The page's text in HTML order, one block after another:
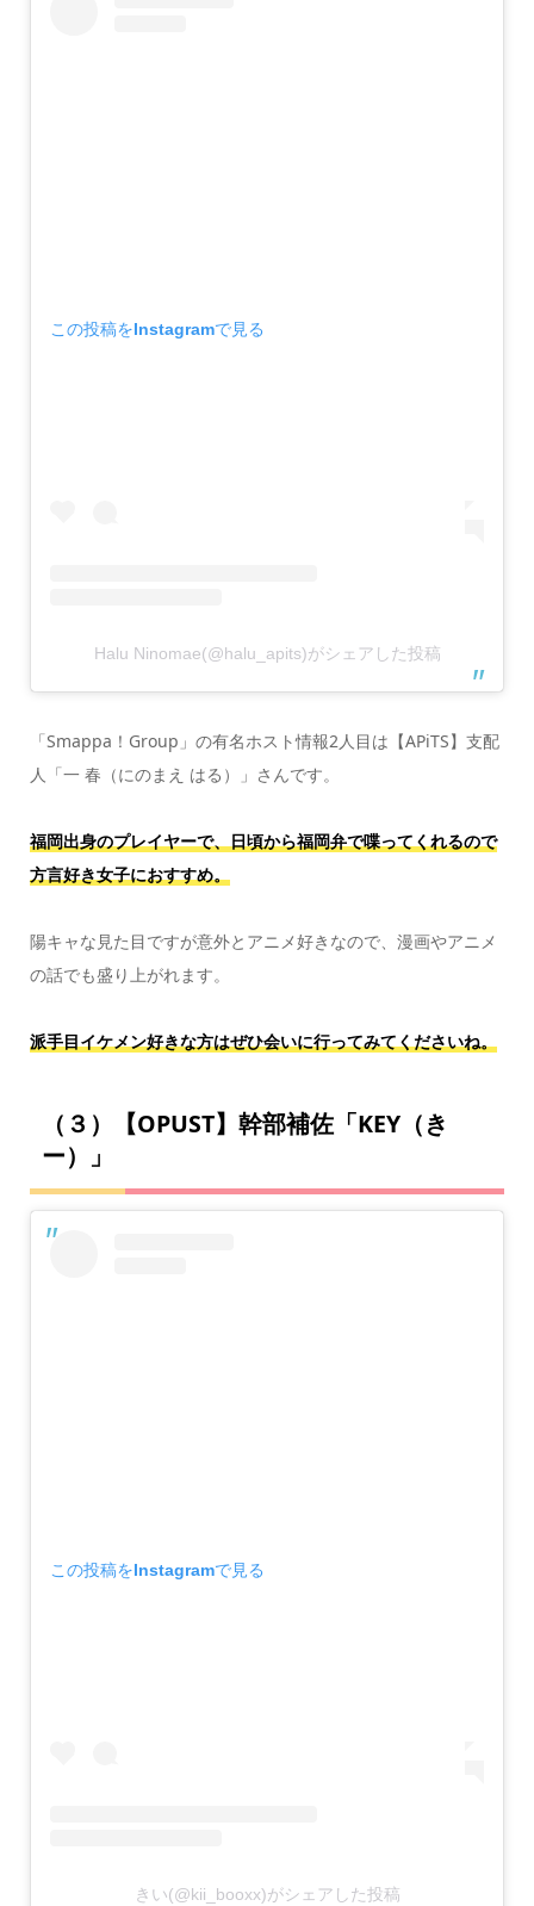
この投稿をInstagramで見る
Halu Ninomae(@halu_apits)がシェアした投稿
「Smappa！Group」の有名ホスト情報2人目は【APiTS】支配
人「一 春（にのまえ はる）」さんです。
福岡出身のプレイヤーで、日頃から福岡弁で喋ってくれるので
方言好き女子におすすめ。
陽キャな見た目ですが意外とアニメ好きなので、漫画やアニメ
の話でも盛り上がれます。
派手目イケメン好きな方はぜひ会いに行ってみてくださいね。
（３）【OPUST】幹部補佐「KEY（き
ー）」
この投稿をInstagramで見る
きい(@kii_booxx)がシェアした投稿